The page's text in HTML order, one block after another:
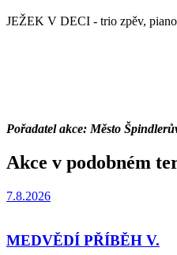
JEŽEK V DECI - trio zpěv,
Pořadatel akce: Město
Akce v podobném
7.8.2026
MEDVĚDÍ PŘÍBĚH V.